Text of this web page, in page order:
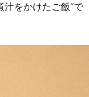
汁をかけたご飯”で